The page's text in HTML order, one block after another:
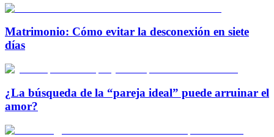
Matrimonio: Cómo evitar la desconexión en siete
días
¿La búsqueda de la “pareja ideal” puede arruinar el
amor?